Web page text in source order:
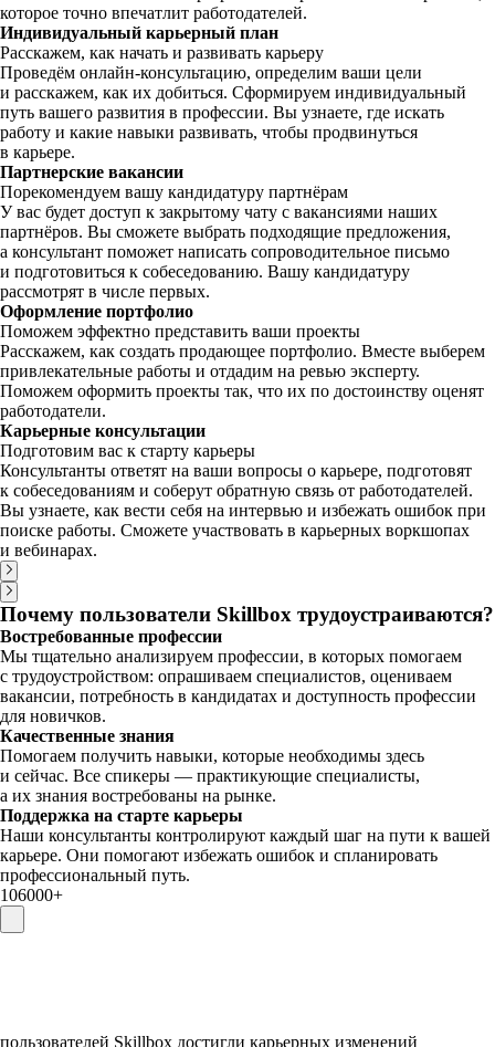
которое точно впечатлит работодателей.
Индивидуальный карьерный план
Расскажем, как начать и развивать карьеру
Проведём онлайн-консультацию, определим ваши цели
и расскажем, как их добиться. Сформируем индивидуальный
путь вашего развития в профессии. Вы узнаете, где искать
работу и какие навыки развивать, чтобы продвинуться
в карьере.
Партнерские вакансии
Порекомендуем вашу кандидатуру партнёрам
У вас будет доступ к закрытому чату с вакансиями наших
партнёров. Вы сможете выбрать подходящие предложения,
а консультант поможет написать сопроводительное письмо
и подготовиться к собеседованию. Вашу кандидатуру
рассмотрят в числе первых.
Оформление портфолио
Поможем эффектно представить ваши проекты
Расскажем, как создать продающее портфолио. Вместе выберем
привлекательные работы и отдадим на ревью эксперту.
Поможем оформить проекты так, что их по достоинству оценят
работодатели.
Карьерные консультации
Подготовим вас к старту карьеры
Консультанты ответят на ваши вопросы о карьере, подготовят
к собеседованиям и соберут обратную связь от работодателей.
Вы узнаете, как вести себя на интервью и избежать ошибок при
поиске работы. Сможете участвовать в карьерных воркшопах
и вебинарах.
Почему пользователи Skillbox трудоустраиваются?
Востребованные профессии
Мы тщательно анализируем профессии, в которых помогаем
с трудоустройством: опрашиваем специалистов, оцениваем
вакансии, потребность в кандидатах и доступность профессии
для новичков.
Качественные знания
Помогаем получить навыки, которые необходимы здесь
и сейчас. Все спикеры — практикующие специалисты,
а их знания востребованы на рынке.
Поддержка на старте карьеры
Наши консультанты контролируют каждый шаг на пути к вашей
карьере. Они помогают избежать ошибок и спланировать
профессиональный путь.
106000⁠+
пользователей Skillbox достигли карьерных изменений